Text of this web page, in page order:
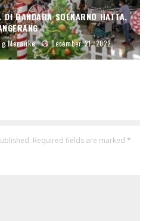
DI BANDARA SOEKARNO HATTA,
Merauke December 21, 2022
Required fields are marked *